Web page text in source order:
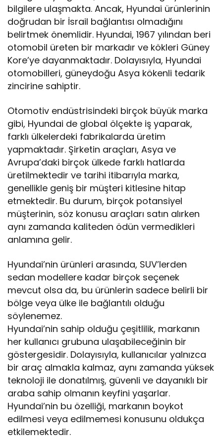
bilgilere ulaşmakta. Ancak, Hyundai ürünlerinin
doğrudan bir İsrail bağlantısı olmadığını
belirtmek önemlidir. Hyundai, 1967 yılından beri
otomobil üreten bir markadır ve kökleri Güney
Kore’ye dayanmaktadır. Dolayısıyla, Hyundai
otomobilleri, güneydoğu Asya kökenli tedarik
zincirine sahiptir.
Otomotiv endüstrisindeki birçok büyük marka
gibi, Hyundai de global ölçekte iş yaparak,
farklı ülkelerdeki fabrikalarda üretim
yapmaktadır. Şirketin araçları, Asya ve
Avrupa’daki birçok ülkede farklı hatlarda
üretilmektedir ve tarihi itibarıyla marka,
genellikle geniş bir müşteri kitlesine hitap
etmektedir. Bu durum, birçok potansiyel
müşterinin, söz konusu araçları satın alırken
aynı zamanda kaliteden ödün vermedikleri
anlamına gelir.
Hyundai’nin ürünleri arasında, SUV’lerden
sedan modellere kadar birçok seçenek
mevcut olsa da, bu ürünlerin sadece belirli bir
bölge veya ülke ile bağlantılı olduğu
söylenemez.
Hyundai’nin sahip olduğu çeşitlilik, markanın
her kullanıcı grubuna ulaşabileceğinin bir
göstergesidir. Dolayısıyla, kullanıcılar yalnızca
bir araç almakla kalmaz, aynı zamanda yüksek
teknoloji ile donatılmış, güvenli ve dayanıklı bir
araba sahip olmanın keyfini yaşarlar.
Hyundai’nin bu özelliği, markanın boykot
edilmesi veya edilmemesi konusunu oldukça
etkilemektedir.